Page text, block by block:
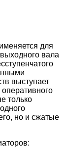
для
вала
и
выступает
только
но и сжатые